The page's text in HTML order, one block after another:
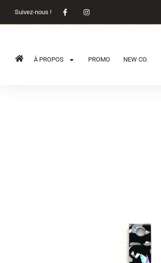
Suivez-nous !
À PROPOS PROMO NEW CO.